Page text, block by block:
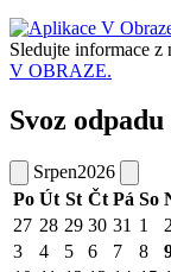
Sledujte informace z
V OBRAZE.
Svoz odpadu
Srpen2026
Po Út St Čt Pá So
27 28 29 30 31 1
2
3
4 5 6 7 8